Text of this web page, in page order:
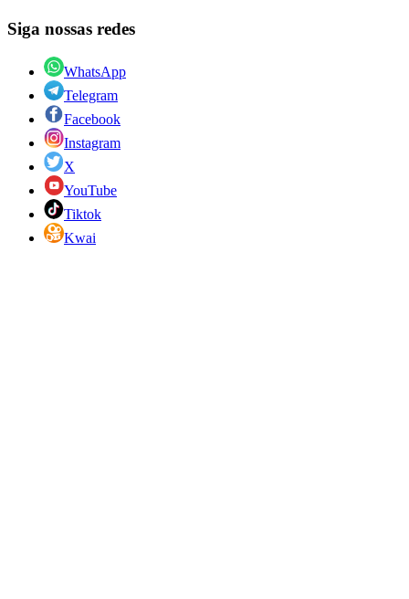
Siga nossas redes
WhatsApp
Telegram
Facebook
Instagram
X
YouTube
Tiktok
Kwai